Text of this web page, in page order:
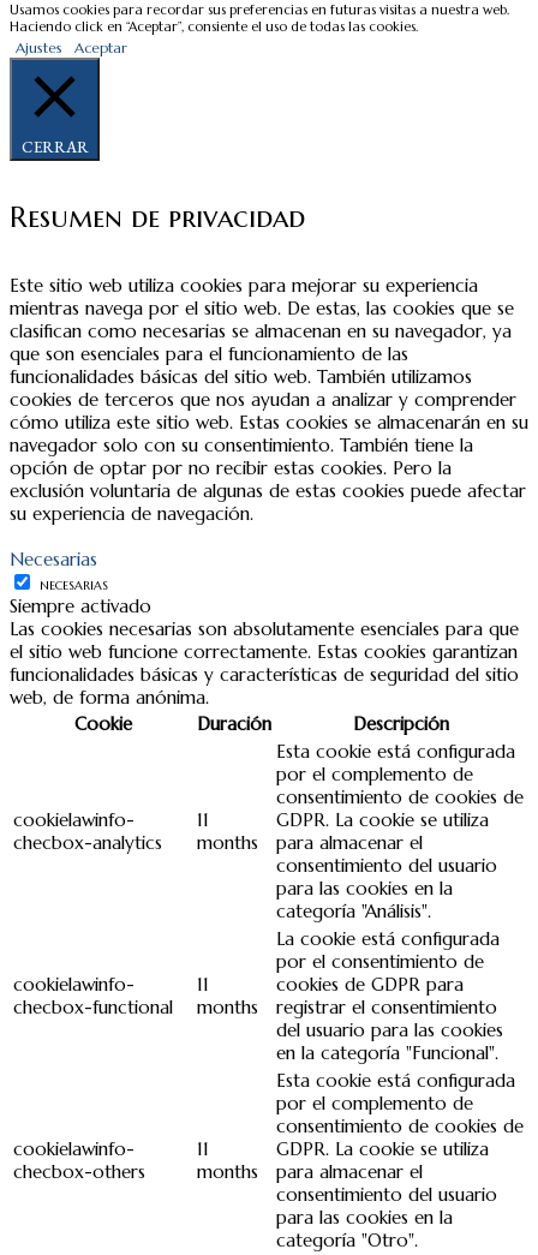
Usamos cookies para recordar sus preferencias en futuras visitas a nuestra web.
Haciendo click en “Aceptar”, consiente el uso de todas las cookies.
Ajustes Aceptar
CERRAR
Resumen de privacidad
Este sitio web utiliza cookies para mejorar su experiencia
mientras navega por el sitio web. De estas, las cookies que se
clasifican como necesarias se almacenan en su navegador, ya
que son esenciales para el funcionamiento de las
funcionalidades básicas del sitio web. También utilizamos
cookies de terceros que nos ayudan a analizar y comprender
cómo utiliza este sitio web. Estas cookies se almacenarán en su
navegador solo con su consentimiento. También tiene la
opción de optar por no recibir estas cookies. Pero la
exclusión voluntaria de algunas de estas cookies puede afectar
su experiencia de navegación.
Necesarias
NECESARIAS
Siempre activado
Las cookies necesarias son absolutamente esenciales para que
el sitio web funcione correctamente. Estas cookies garantizan
funcionalidades básicas y características de seguridad del sitio
web, de forma anónima.
Cookie
Duración Descripción
cookielawinfo-
checbox-analytics
11
months
Esta cookie está configurada
por el complemento de
consentimiento de cookies de
GDPR. La cookie se utiliza
para almacenar el
consentimiento del usuario
para las cookies en la
categoría "Análisis".
cookielawinfo-
checbox-functional
11
months
La cookie está configurada
por el consentimiento de
cookies de GDPR para
registrar el consentimiento
del usuario para las cookies
en la categoría "Funcional".
cookielawinfo-
checbox-others
11
months
Esta cookie está configurada
por el complemento de
consentimiento de cookies de
GDPR. La cookie se utiliza
para almacenar el
consentimiento del usuario
para las cookies en la
categoría "Otro".